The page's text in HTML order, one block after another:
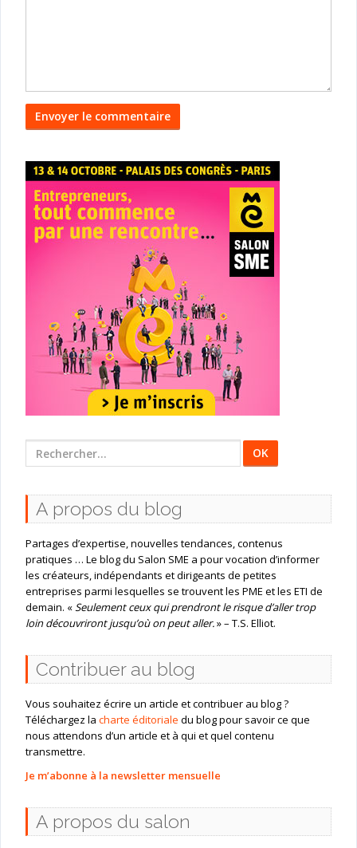
Rechercher
:
A propos du blog
Partages d’expertise, nouvelles tendances, contenus
pratiques … Le blog du Salon SME a pour vocation d’informer
les créateurs, indépendants et dirigeants de petites
entreprises parmi lesquelles se trouvent les PME et les ETI de
demain. «Seulement ceux qui prendront le risque d’aller trop
loin découvriront jusqu’où on peut aller.» – T.S. Elliot.
Contribuer au blog
Vous souhaitez écrire un article et contribuer au blog ?
Téléchargez la charte éditoriale du blog pour savoir ce que
nous attendons d’un article et à qui et quel contenu
transmettre.
Je m’abonne à la newsletter mensuelle
A propos du salon